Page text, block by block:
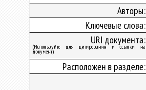
Авторы:
Ключевые слова:
URI документа:
(Используйте для цитирования и ссылки на
документ)
Расположен в разделе: